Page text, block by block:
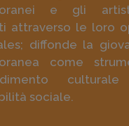
e gli
attraverso le loro
diffonde la
come
sociale.